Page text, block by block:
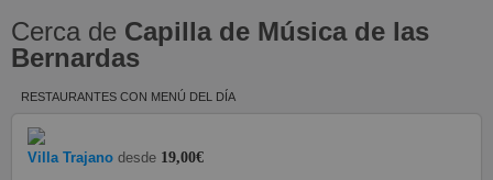
Cerca de Capilla de Música de las
Bernardas
RESTAURANTES CON MENÚ DEL DÍA
Villa Trajano desde 19,00€